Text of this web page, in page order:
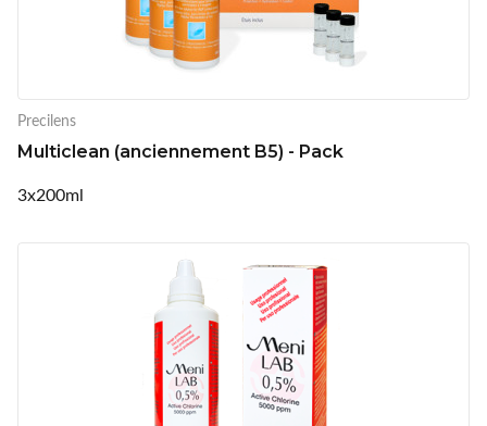
Precilens
Multiclean (anciennement B5) - Pack
3x200ml